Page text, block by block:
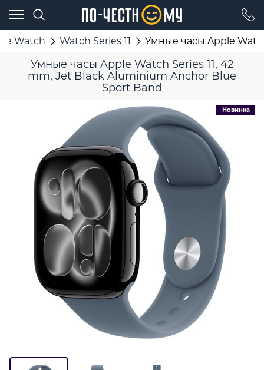
Watch Watch Series 11 Умные часы Apple
Умные часы Apple Watch Series 11, 42
mm, Jet Black Aluminium Anchor Blue
Sport Band
Новинка